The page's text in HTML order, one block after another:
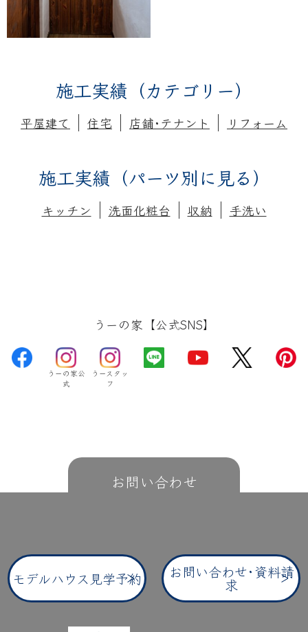
施工実績（カテゴリー）
平屋建て 住宅 店舗･テナント リフォーム
施工実績（パーツ別に見る）
キッチン 洗面化粧台 収納 手洗い
うーの家【公式SNS】
うーの家公
式
うースタッ
フ
お問い合わせ
モデルハウス見学予約 お問い合わせ･資料請
求